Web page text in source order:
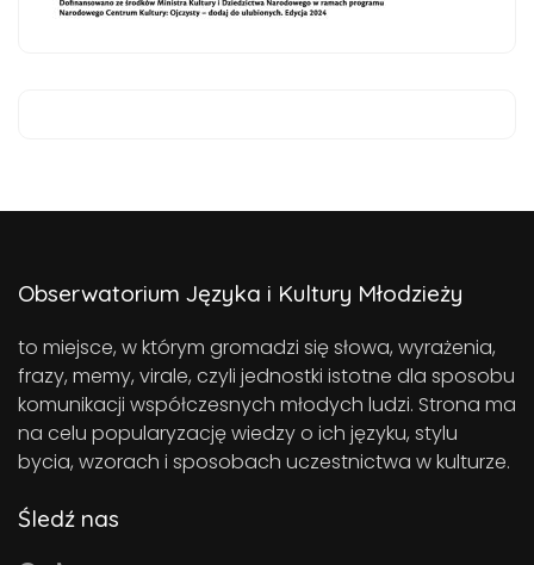
Obserwatorium Języka i Kultury Młodzieży
to miejsce, w którym gromadzi się słowa, wyrażenia,
frazy, memy, virale, czyli jednostki istotne dla sposobu
komunikacji współczesnych młodych ludzi. Strona ma
na celu popularyzację wiedzy o ich języku, stylu
bycia, wzorach i sposobach uczestnictwa w kulturze.
Śledź nas